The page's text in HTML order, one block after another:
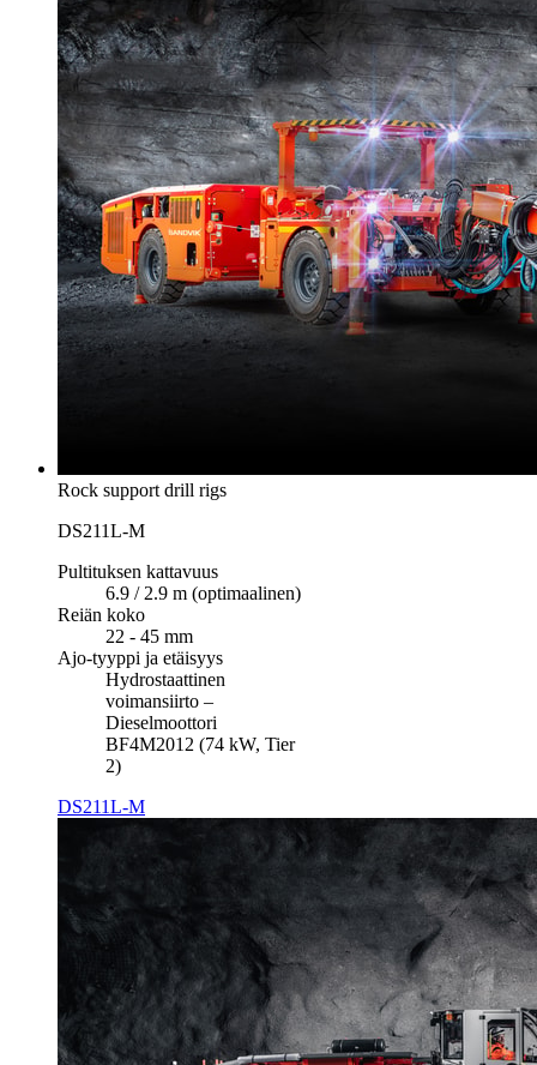
Rock support drill rigs
DS211L-M
Pultituksen kattavuus
6.9 / 2.9 m (optimaalinen)
Reiän koko
22 - 45 mm
Ajo-tyyppi ja etäisyys
Hydrostaattinen
voimansiirto –
Dieselmoottori
BF4M2012 (74 kW, Tier
2)
DS211L-M